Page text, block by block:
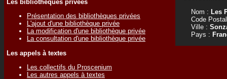
Les bibliothèques privées
Présentation des bibliothèques privées
L'ajout d'une bibliothèque privée
La modification d'une bibliothèque privée
La consultation d'une bibliothèque privée
Les appels à textes
Les collectifs du Proscenium
Les autres appels à textes
Nom : Les
Code
Ville :
Pays :